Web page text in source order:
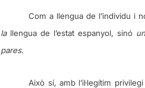
Com a llengua de l’individu i
lallengua de l’estat espanyol, sinó
pares.
Això sí, amb l’il·legítim